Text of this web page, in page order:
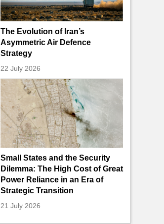
The Evolution of Iran’s
Asymmetric Air Defence
Strategy
22 July 2026
Small States and the Security
Dilemma: The High Cost of Great
Power Reliance in an Era of
Strategic Transition
21 July 2026